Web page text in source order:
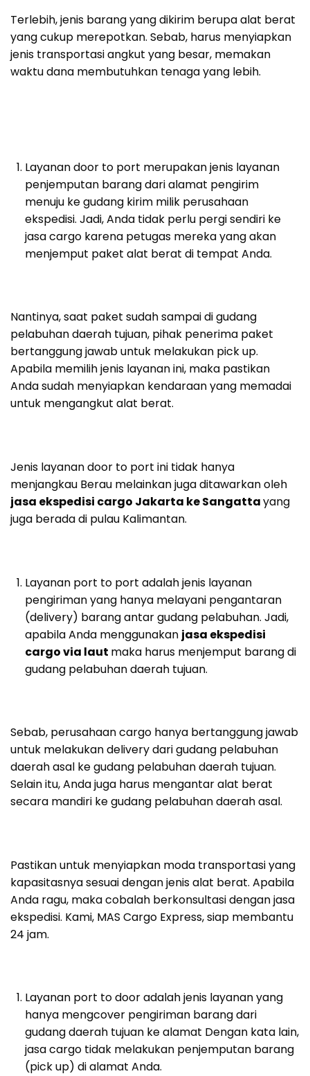
Terlebih, jenis barang yang dikirim berupa alat berat
yang cukup merepotkan. Sebab, harus menyiapkan
jenis transportasi angkut yang besar, memakan
waktu dana membutuhkan tenaga yang lebih.
Layanan door to port merupakan jenis layanan
penjemputan barang dari alamat pengirim
menuju ke gudang kirim milik perusahaan
ekspedisi. Jadi, Anda tidak perlu pergi sendiri ke
jasa cargo karena petugas mereka yang akan
menjemput paket alat berat di tempat Anda.
Nantinya, saat paket sudah sampai di gudang
pelabuhan daerah tujuan, pihak penerima paket
bertanggung jawab untuk melakukan pick up.
Apabila memilih jenis layanan ini, maka pastikan
Anda sudah menyiapkan kendaraan yang memadai
untuk mengangkut alat berat.
Jenis layanan door to port ini tidak hanya
menjangkau Berau melainkan juga ditawarkan oleh
jasa ekspedisi cargo Jakarta ke Sangattayang
juga berada di pulau Kalimantan.
Layanan port to port adalah jenis layanan
pengiriman yang hanya melayani pengantaran
(delivery) barang antar gudang pelabuhan. Jadi,
apabila Anda menggunakan jasa ekspedisi
cargo via laut maka harus menjemput barang di
gudang pelabuhan daerah tujuan.
Sebab, perusahaan cargo hanya bertanggung jawab
untuk melakukan delivery dari gudang pelabuhan
daerah asal ke gudang pelabuhan daerah tujuan.
Selain itu, Anda juga harus mengantar alat berat
secara mandiri ke gudang pelabuhan daerah asal.
Pastikan untuk menyiapkan moda transportasi yang
kapasitasnya sesuai dengan jenis alat berat. Apabila
Anda ragu, maka cobalah berkonsultasi dengan jasa
ekspedisi. Kami, MAS Cargo Express, siap membantu
24 jam.
Layanan port to door adalah jenis layanan yang
hanya mengcover pengiriman barang dari
gudang daerah tujuan ke alamat Dengan kata lain,
jasa cargo tidak melakukan penjemputan barang
(pick up) di alamat Anda.